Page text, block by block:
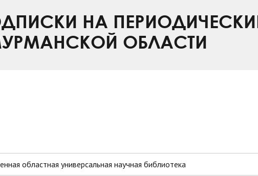
НА
ОБЛАСТИ
областная универсальная научная библиотека